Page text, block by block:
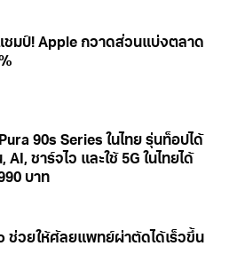
ชมป์! Apple กวาดส่วนแบ่งตลาด
90s Series ในไทย รุ่นท็อปได้
ชาร์จไว และใช้ 5G ในไทยได้
บาท
ช่วยให้ศัลยแพทย์ผ่าตัดได้เร็วขึ้น